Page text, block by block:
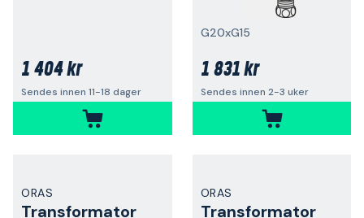
1 404 kr
Sendes innen 11-18 dager
G20xG15
1 831 kr
Sendes innen 2-3 uker
ORAS
Transformator
ORAS
Transformator